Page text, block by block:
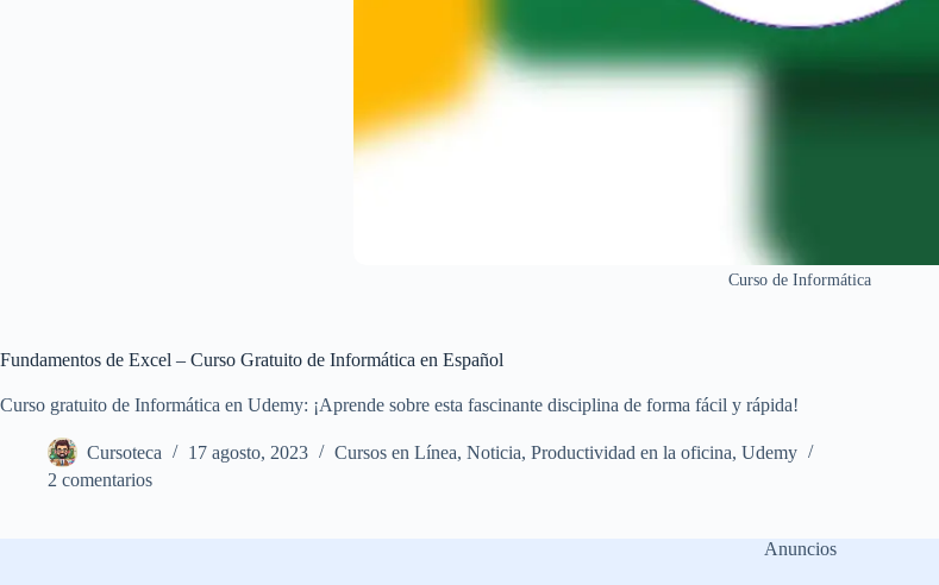
Curso de Informática
Fundamentos de Excel – Curso Gratuito de Informática en Español
Curso gratuito de Informática en Udemy: ¡Aprende sobre esta fascinante disciplina de forma fácil y rápida!
Cursoteca 17 agosto, 2023 Cursos en Línea, Noticia, Productividad en la oficina, Udemy
2 comentarios
Anuncios